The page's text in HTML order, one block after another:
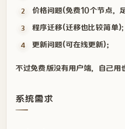
价格问题(免费10个节点，
程序迁移(迁移也比较简单);
更新问题(可在线更新)；
不过免费版没有用户端，自己用
系统需求